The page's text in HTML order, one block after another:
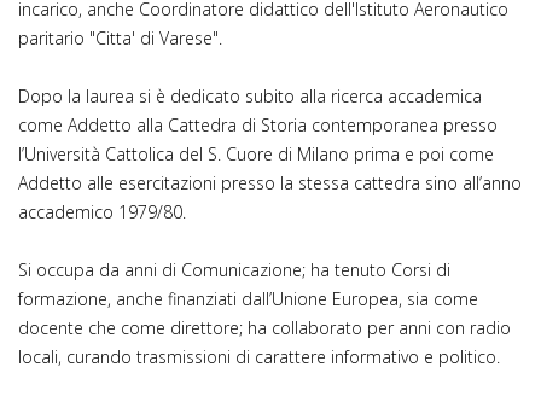
incarico, anche Coordinatore didattico dell'Istituto Aeronautico
paritario "Citta' di Varese".
Dopo la laurea si è dedicato subito alla ricerca accademica
come Addetto alla Cattedra di Storia contemporanea presso
l’Università Cattolica del S. Cuore di Milano prima e poi come
Addetto alle esercitazioni presso la stessa cattedra sino all’anno
accademico 1979/80.
Si occupa da anni di Comunicazione; ha tenuto Corsi di
formazione, anche finanziati dall’Unione Europea, sia come
docente che come direttore; ha collaborato per anni con radio
locali, curando trasmissioni di carattere informativo e politico.